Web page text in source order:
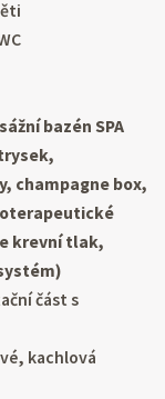
bazén SPA
champagne box,
krevní tlak,
část s
kachlová